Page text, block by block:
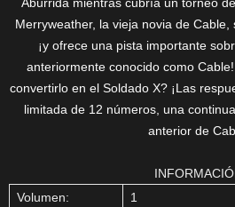
Merryweather, la vieja novia de Cable,
¡y ofrece una pista importante
anteriormente conocido como
convertirlo en el Soldado X? ¡Las
limitada de 12 números, una
anterior de
Volumen:
1